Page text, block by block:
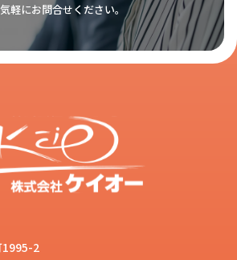
軽にお問合せください。
1995-2